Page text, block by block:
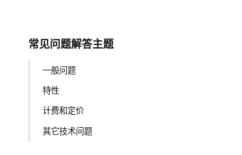
常见问题解答主题
一般问题
特性
计费和定价
其它技术问题